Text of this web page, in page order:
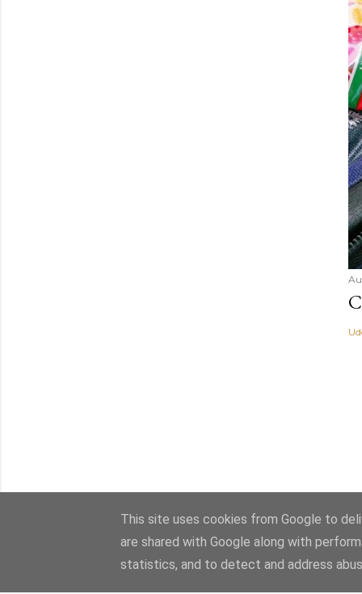
This site uses cookies from Google to
are shared with Google along with
statistics, and to detect and address